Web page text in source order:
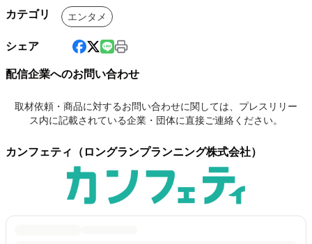
カテゴリ エンタメ
シェア
配信企業へのお問い合わせ
取材依頼・商品に対するお問い合わせに関しては、プレスリリー
ス内に記載されている企業・団体に直接ご連絡ください。
カンフェティ（ロングランプランニング株式会社）